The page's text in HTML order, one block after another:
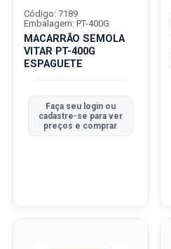
MACARRÃO SEMOLA
VITAR PT-400G
ESPAGUETE
Código: 7189
Embalagem: PT-400G
Faça seu login ou
cadastre-se para ver
preços e comprar